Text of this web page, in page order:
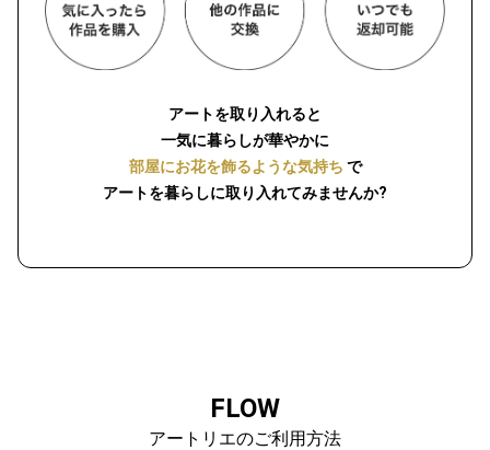
アートを取り入れると
一気に暮らしが華やかに
部屋にお花を飾るような気持ち で
アートを暮らしに取り入れてみませんか?
FLOW
アートリエのご利用方法